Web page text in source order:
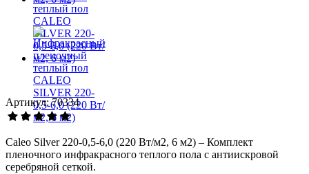
Артикул: 70334
Caleo Silver 220-0,5-6,0 (220 Вт/м2, 6 м2) – Комплект
пленочного инфракрасного теплого пола с антиискровой
серебряной сеткой.